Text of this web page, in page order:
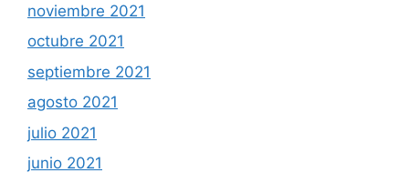
noviembre 2021
octubre 2021
septiembre 2021
agosto 2021
julio 2021
junio 2021